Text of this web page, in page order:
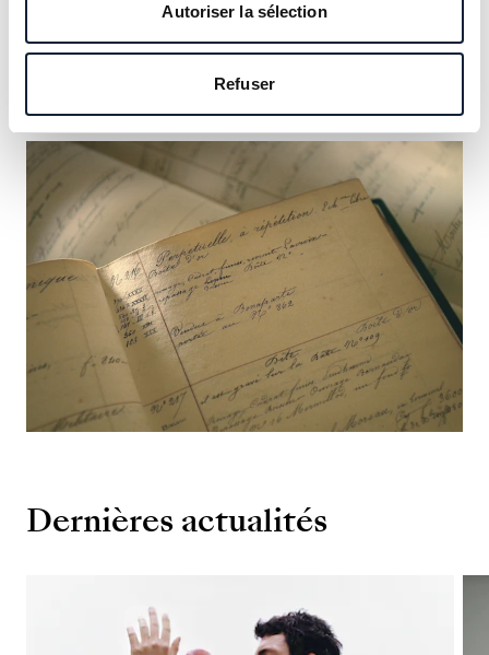
Autoriser la sélection
Refuser
notre héritage et saisissez l’occasion d’y inscrire le vôtre.
Dernières actualités